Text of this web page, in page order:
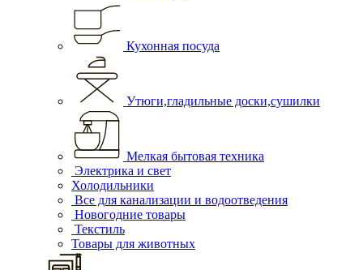
Кухонная посуда
Утюги,гладильные доски,сушилки
Мелкая бытовая техника
Электрика и свет
Холодильники
Все для канализации и водоотведения
Новогодние товары
Текстиль
Товары для животных